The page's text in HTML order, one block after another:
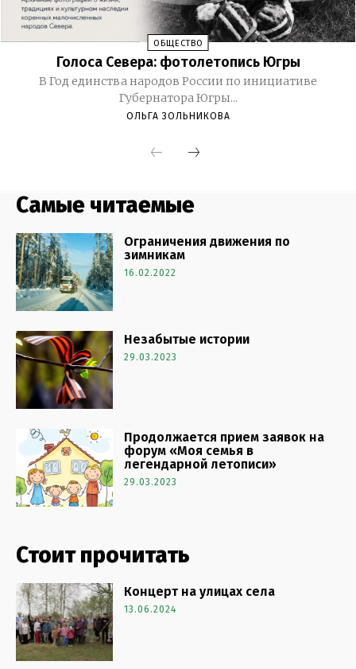
Самые читаемые
Ограничения движения по
зимникам
16.02.2022
Незабытые истории
29.03.2023
Продолжается прием заявок на
форум «Моя семья в
легендарной летописи»
29.03.2023
Стоит прочитать
Концерт на улицах села
13.06.2024